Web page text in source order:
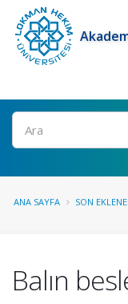
Ara
ANA SAYFA SON
Balın